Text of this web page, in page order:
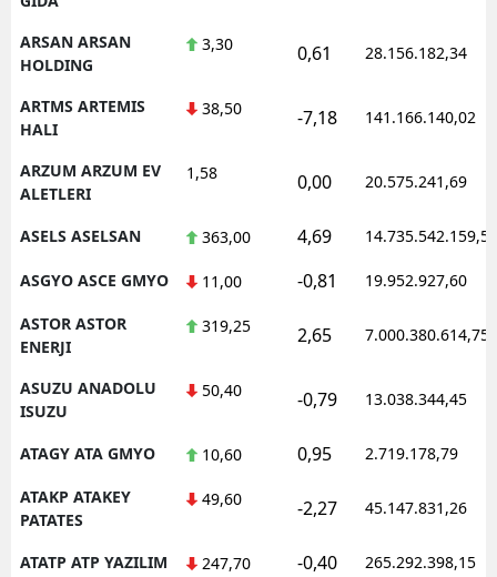
ARSAN ARSAN
HOLDING
3,30 0,61 28.156.182,34
ARTMS ARTEMIS
HALI
38,50 -7,18 141.166.140,02
ARZUM ARZUM EV
ALETLERI
1,58 0,00 20.575.241,69
ASELS ASELSAN 363,00 4,69 14.735.542.159,50
ASGYO ASCE GMYO 11,00 -0,81 19.952.927,60
ASTOR ASTOR
ENERJI
319,25 2,65 7.000.380.614,75
ASUZU ANADOLU
ISUZU
50,40 -0,79 13.038.344,45
ATAGY ATA GMYO 10,60 0,95 2.719.178,79
ATAKP ATAKEY
PATATES
49,60 -2,27 45.147.831,26
ATATP ATP YAZILIM 247,70 -0,40 265.292.398,15